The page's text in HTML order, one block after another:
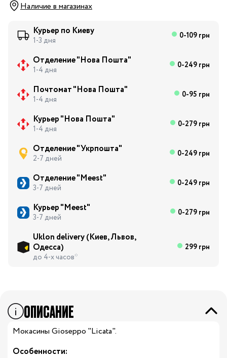
Наличие в магазинах
Курьер по Киеву
1-3 дня 0-109 грн
Отделение "Нова Пошта"
1-4 дня 0-249 грн
Почтомат "Нова Пошта"
1-4 дня 0-95 грн
Курьер "Нова Пошта"
1-4 дня 0-279 грн
Отделение "Укрпошта"
2-7 дней 0-249 грн
Отделение "Meest"
3-7 дней 0-249 грн
Курьер "Meest"
3-7 дней 0-279 грн
Uklon delivery (Киев, Львов,
Одесса)
до 4-х часов*
299 грн
ОПИСАНИЕ
Мокасины Gioseppo "Licata".
Особенности: